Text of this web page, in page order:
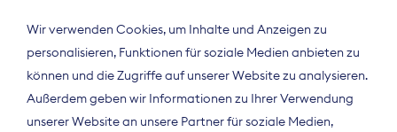
Wir verwenden Cookies, um Inhalte und Anzeigen zu
personalisieren, Funktionen für soziale Medien anbieten zu
können und die Zugriffe auf unserer Website zu analysieren.
Außerdem geben wir Informationen zu Ihrer Verwendung
unserer Website an unsere Partner für soziale Medien,